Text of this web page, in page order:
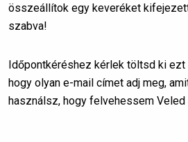
összeállítok egy keveréket
szabva!
Időpontkéréshez kérlek töltsd ki ezt
hogy olyan e-mail címet adj meg,
használsz, hogy felvehessem